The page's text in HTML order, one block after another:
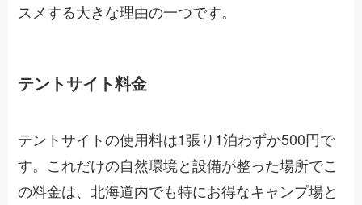
スメする大きな理由の一つです。
テントサイト料金
テントサイトの使用料は1張り1泊わずか500円で
す。これだけの自然環境と設備が整った場所でこ
の料金は、北海道内でも特にお得なキャンプ場と